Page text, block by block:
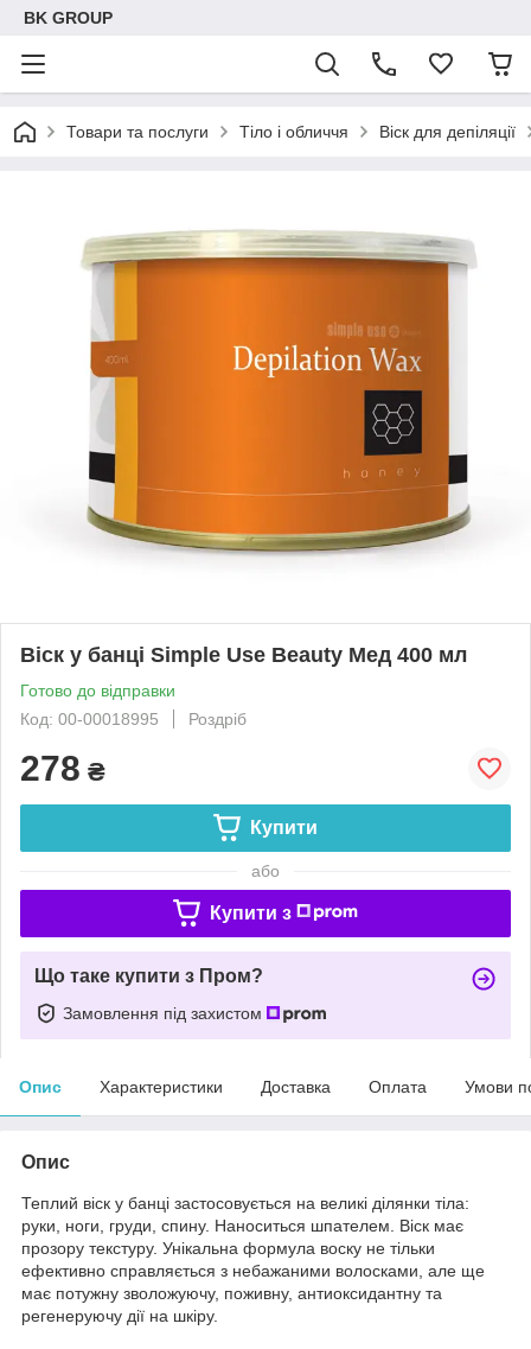
BK GROUP
Товари та послуги Тіло і обличчя Віск для депіляції
Віск у банці Simple Use Beauty Мед 400 мл
Готово до відправки
Код: 00-00018995
Роздріб
278 ₴
Купити
або
Купити з
Що таке купити з Пром?
Замовлення під захистом
Опис Характеристики Доставка Оплата Умови
Опис
Теплий віск у банці застосовується на великі ділянки тіла:
руки, ноги, груди, спину. Наноситься шпателем. Віск має
прозору текстуру. Унікальна формула воску не тільки
ефективно справляється з небажаними волосками, але ще
має потужну зволожуючу, поживну, антиоксидантну та
регенеруючу дії на шкіру.